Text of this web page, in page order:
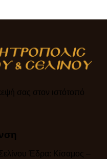
σας στον ιστότοπό
Έδρα: Κίσαμος –